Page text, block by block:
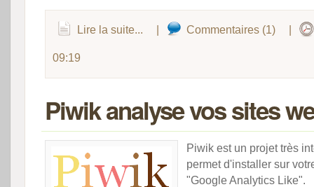
Lire la suite... Commentaires (1)
09:19
Piwik analyse vos sites
Piwik est un projet très
permet d'installer sur
"Google Analytics Like".